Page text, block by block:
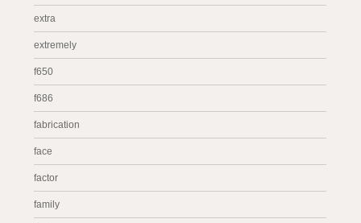
extra
extremely
f650
f686
fabrication
face
factor
family